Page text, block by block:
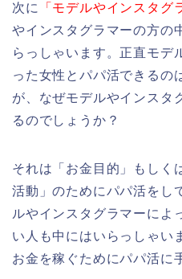
次に 「モデルやインスタグ
やインスタグラマーの方の
らっしゃいます。正直モデ
った女性とパパ活できるの
が、なぜモデルやインスタ
るのでしょうか？
それは「お金目的」もしく
活動」のためにパパ活をし
ルやインスタグラマーによ
い人も中にはいらっしゃい
お金を稼ぐためにパパ活に